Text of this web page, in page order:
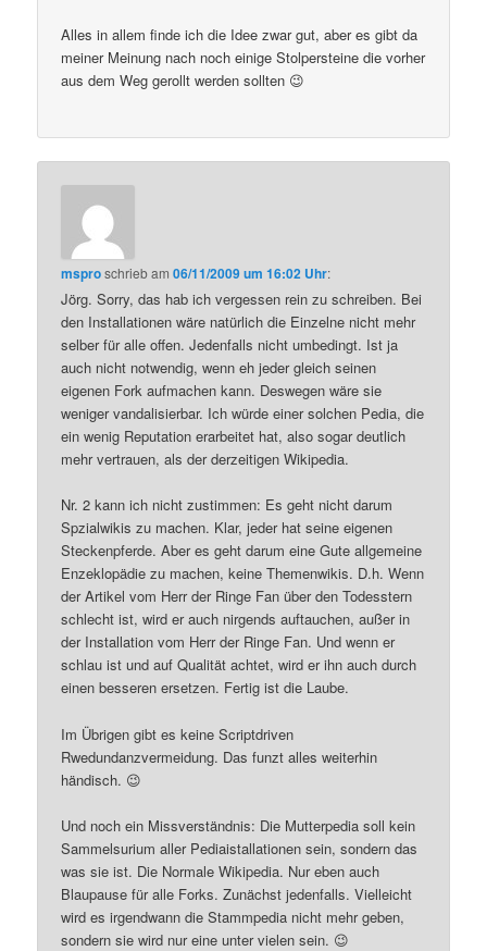
Alles in allem finde ich die Idee zwar gut, aber es gibt da
meiner Meinung nach noch einige Stolpersteine die vorher
aus dem Weg gerollt werden sollten 😉
msproschriebam06/11/2009 um 16:02 Uhr:
Jörg. Sorry, das hab ich vergessen rein zu schreiben. Bei
den Installationen wäre natürlich die Einzelne nicht mehr
selber für alle offen. Jedenfalls nicht umbedingt. Ist ja
auch nicht notwendig, wenn eh jeder gleich seinen
eigenen Fork aufmachen kann. Deswegen wäre sie
weniger vandalisierbar. Ich würde einer solchen Pedia, die
ein wenig Reputation erarbeitet hat, also sogar deutlich
mehr vertrauen, als der derzeitigen Wikipedia.
Nr. 2 kann ich nicht zustimmen: Es geht nicht darum
Spzialwikis zu machen. Klar, jeder hat seine eigenen
Steckenpferde. Aber es geht darum eine Gute allgemeine
Enzeklopädie zu machen, keine Themenwikis. D.h. Wenn
der Artikel vom Herr der Ringe Fan über den Todesstern
schlecht ist, wird er auch nirgends auftauchen, außer in
der Installation vom Herr der Ringe Fan. Und wenn er
schlau ist und auf Qualität achtet, wird er ihn auch durch
einen besseren ersetzen. Fertig ist die Laube.
Im Übrigen gibt es keine Scriptdriven
Rwedundanzvermeidung. Das funzt alles weiterhin
händisch. 😉
Und noch ein Missverständnis: Die Mutterpedia soll kein
Sammelsurium aller Pediaistallationen sein, sondern das
was sie ist. Die Normale Wikipedia. Nur eben auch
Blaupause für alle Forks. Zunächst jedenfalls. Vielleicht
wird es irgendwann die Stammpedia nicht mehr geben,
sondern sie wird nur eine unter vielen sein. 😉